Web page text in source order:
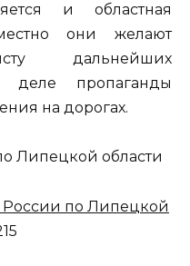
и областная
они желают
дальнейших
деле пропаганды
на дорогах.
Липецкой области
по Липецкой